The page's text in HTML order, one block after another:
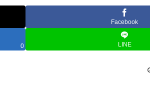
Facebook
0 LINE